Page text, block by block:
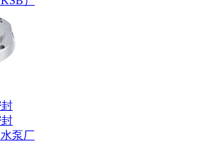
泵厂